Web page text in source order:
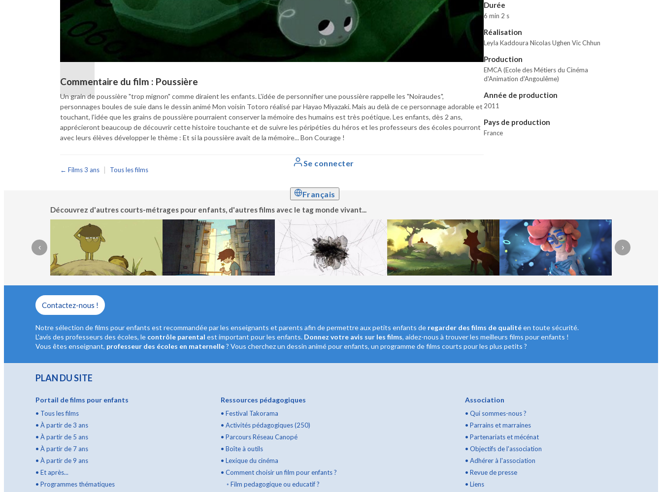
Se connecter
Français
Commentaire du film : Poussière
Un grain de poussière "trop mignon" comme diraient les enfants. L'idée de personnifier une poussière rappelle les "Noiraudes",
personnages boules de suie dans le dessin animé Mon voisin Totoro réalisé par Hayao Miyazaki. Mais au delà de ce personnage adorable et
touchant, l'idée que les grains de poussière pourraient conserver la mémoire des humains est très poétique. Les enfants, dès 2 ans,
apprécieront beaucoup de découvrir cette histoire touchante et de suivre les péripéties du héros et les professeurs des écoles pourront
avec leurs élèves développer le thème : Et si la poussière avait de la mémoire... Bon Courage !
← Films 3 ans | Tous les films
Durée
6 min 2 s
Réalisation
Leyla Kaddoura Nicolas Ughen Vic Chhun
Production
EMCA (Ecole des Métiers du Cinéma
d'Animation d'Angoulême)
Année de production
2011
Pays de production
France
Découvrez d'autres courts-métrages pour enfants, d'autres films avec le tag monde vivant...
‹ ›
Contactez-nous !
Notre sélection de films pour enfants est recommandée par les enseignants et parents afin de permettre aux petits enfants de regarder des films de qualitéen toute sécurité.
L'avis des professeurs des écoles, le contrôle parental est important pour les enfants. Donnez votre avis sur les films, aidez-nous à trouver les meilleurs films pour enfants !
Vous êtes enseignant, professeur des écoles en maternelle? Vous cherchez un dessin animé pour enfants, un programme de films courts pour les plus petits ?
PLAN DU SITE
Portail de films pour enfants
• Tous les films
• À partir de 3 ans
• À partir de 5 ans
• À partir de 7 ans
• À partir de 9 ans
• Et après...
• Programmes thématiques
Ressources pédagogiques
• Festival Takorama
• Activités pédagogiques (250)
• Parcours Réseau Canopé
• Boîte à outils
• Lexique du cinéma
• Comment choisir un film pour enfants ?
◦ Film pedagogique ou educatif ?
Association
• Qui sommes-nous ?
• Parrains et marraines
• Partenariats et mécénat
• Objectifs de l'association
• Adhérer à l'association
• Revue de presse
• Liens